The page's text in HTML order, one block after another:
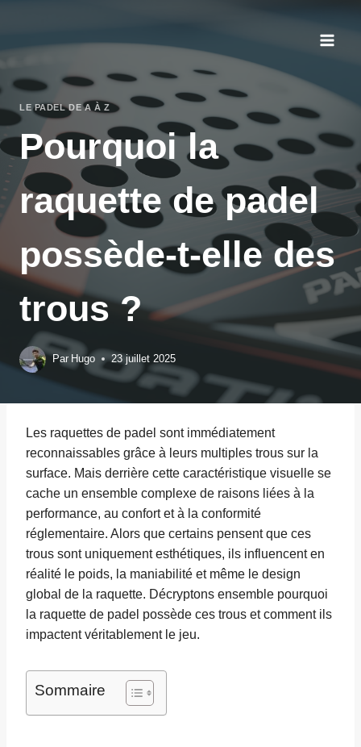
contenu
LE PADEL DE A À Z
Pourquoi la
raquette de padel
possède-t-elle des
trous ?
Par Hugo 23 juillet 2025
Les raquettes de padel sont immédiatement
reconnaissables grâce à leurs multiples trous sur la
surface. Mais derrière cette caractéristique visuelle se
cache un ensemble complexe de raisons liées à la
performance, au confort et à la conformité
réglementaire. Alors que certains pensent que ces
trous sont uniquement esthétiques, ils influencent en
réalité le poids, la maniabilité et même le design
global de la raquette. Décryptons ensemble pourquoi
la raquette de padel possède ces trous et comment ils
impactent véritablement le jeu.
Sommaire